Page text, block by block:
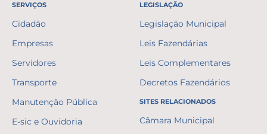
SERVIÇOS
Cidadão
Empresas
Servidores
Transporte
Manutenção Pública
E-sic e Ouvidoria
LEGISLAÇÃO
Legislação Municipal
Leis Fazendárias
Leis Complementares
Decretos Fazendários
SITES RELACIONADOS
Câmara Municipal